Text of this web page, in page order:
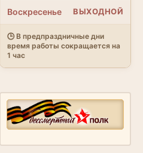
Воскресенье ВЫХОДНОЙ
🕒 В предпраздничные дни
время работы сокращается на
1 час